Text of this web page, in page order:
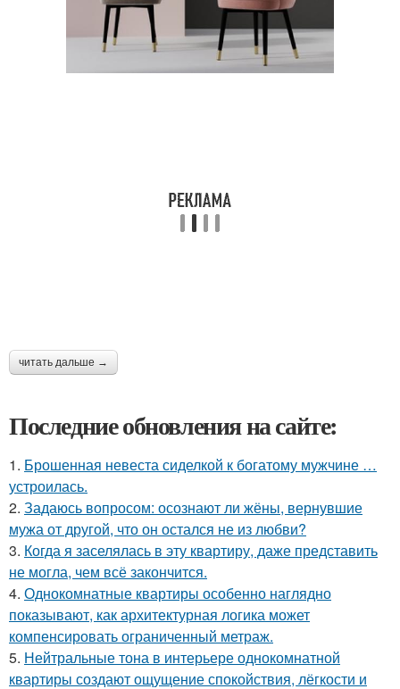
читать дальше →
Последние обновления на сайте:
1. Брошенная невеста сиделкой к богатому мужчине …
устроилась.
2. Задаюсь вопросом: осознают ли жёны, вернувшие
мужа от другой, что он остался не из любви?
3. Когда я заселялась в эту квартиру, даже представить
не могла, чем всё закончится.
4. Однокомнатные квартиры особенно наглядно
показывают, как архитектурная логика может
компенсировать ограниченный метраж.
5. Нейтральные тона в интерьере однокомнатной
квартиры создают ощущение спокойствия, лёгкости и